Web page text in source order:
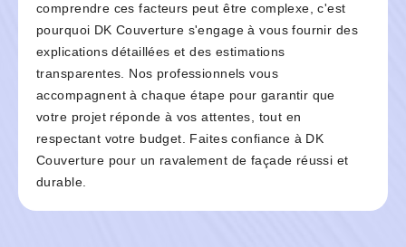
comprendre ces facteurs peut être complexe, c'est
pourquoi DK Couverture s'engage à vous fournir des
explications détaillées et des estimations
transparentes. Nos professionnels vous
accompagnent à chaque étape pour garantir que
votre projet réponde à vos attentes, tout en
respectant votre budget. Faites confiance à DK
Couverture pour un ravalement de façade réussi et
durable.